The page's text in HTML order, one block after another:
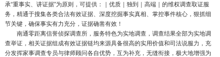
承“重事实、讲证据”为原则，可提供：｜优质｜独到｜高端｜的维权调查取证服
务，精通于搜集各类合法有效证据、深度挖掘事实真相、掌控事件核心，狠抓细
节关键，确保事实有力充分，证据确凿有效！
南通零距离信誉侦探调查所，服务特色为实地调查，调查结果全部为实地调
查举证，相关证据组成有效证据链均来源具备很高的实用价值和司法说服力，充
分发挥家事调查专员与律师顾问各自优势，互为补充，无缝衔接，极大地增强为